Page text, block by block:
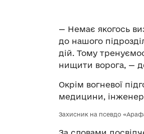
— Немає якогось
до нашого
дій. Тому
нищити ворога, —
Окрім вогневої
медицини,
Захисник на псевдо